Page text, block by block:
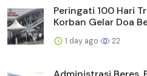
Peringati 100 Hari
Korban Gelar Doa
1 day ago 22